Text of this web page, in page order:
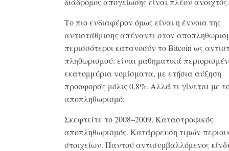
Το πιο ενδιαφέρον όμως είναι η έννοια της
αντιστάθμισης απέναντι στον
περισσότεροι κατανοούν το Bitcoin ως
πληθωρισμού: είναι μαθηματικά
εκατομμύρια νομίσματα, με ετήσια αύξηση
προσφοράς μόλις 0,8%. Αλλά τι γίνεται με
αποπληθωρισμό;
Σκεφτείτε το 2008–2009. Καταστροφικός
αποπληθωρισμός. Κατάρρευση τιμών
στοιχείων. Παντού αντισυμβαλλόμενος